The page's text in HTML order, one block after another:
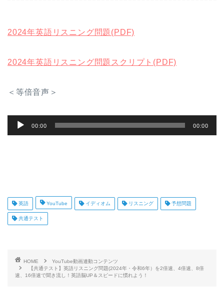
2024年英語リスニング問題(PDF)
2024年英語リスニング問題スクリプト(PDF)
＜等倍音声＞
声
ー
00:00 00:00
英語 YouTube イディオム リスニング 予想問題
共通テスト
HOME
YouTube動画連動コンテンツ
【共通テスト】英語リスニング問題(2024年・令和6年）を2倍速、4倍速、8倍
速、16倍速で聞き流し！英語脳UP＆スピードに慣れよう！